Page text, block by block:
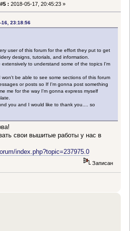
: 2018-05-17, 20:45:23 »
16, 23:18:56
user of this forum for the effort they put to get
designs, tutorials, and information.
to understand some of the topics I'm
be able to see some sections of this forum
or posts so If I'm gonna post something
me for the way I'm gonna express myself
you and I would like to thank you.... so
свои вышитые работы у нас в
index.php?topic=237975.0
Записан